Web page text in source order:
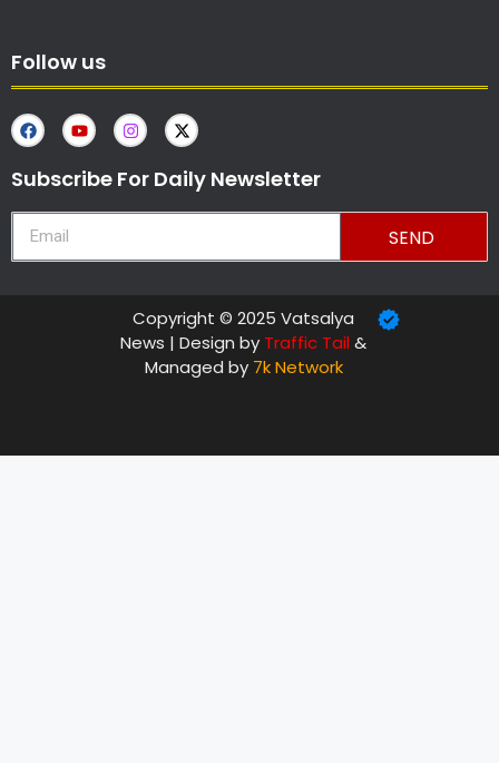
Follow us
Subscribe For Daily Newsletter
SEND
Copyright © 2025 Vatsalya
News | Design by Traffic Tail&
Managed by 7k Network